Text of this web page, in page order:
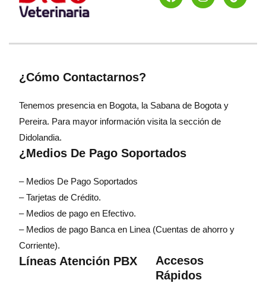
¿Cómo Contactarnos?
Tenemos presencia en Bogota, la Sabana de Bogota y
Pereira. Para mayor información visita la sección de
Didolandia.
¿Medios De Pago Soportados
– Medios De Pago Soportados
– Tarjetas de Crédito.
– Medios de pago en Efectivo.
– Medios de pago Banca en Linea (Cuentas de ahorro y
Corriente).
Líneas Atención PBX
Accesos
Rápidos